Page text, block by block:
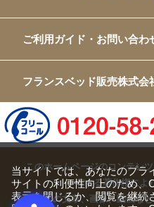
ご利用ガイド・お問い合わ
フランスベッド販売株式会
このホームページのコンテン
有する著作権によ
すべての文章、画像、動画な
当サイトでは、あなたのプラ
サイトの利便性向上のため、
表示を閉じるか、閲覧を継続